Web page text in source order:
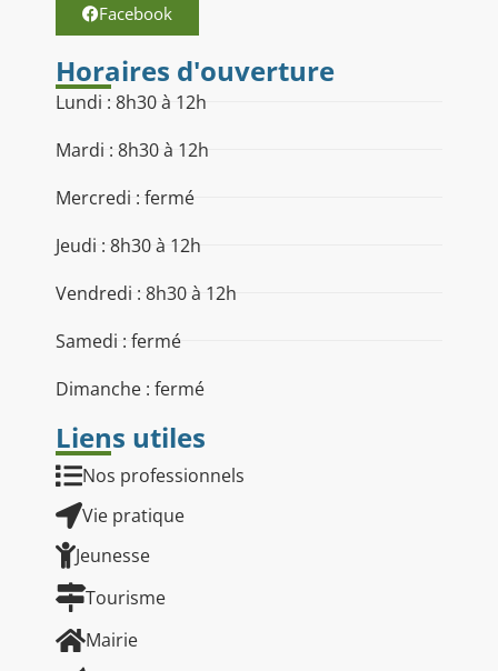
Facebook
Horaires d'ouverture
Lundi : 8h30 à 12h
Mardi : 8h30 à 12h
Mercredi : fermé
Jeudi : 8h30 à 12h
Vendredi : 8h30 à 12h
Samedi : fermé
Dimanche : fermé
Liens utiles
Nos professionnels
Vie pratique
Jeunesse
Tourisme
Mairie